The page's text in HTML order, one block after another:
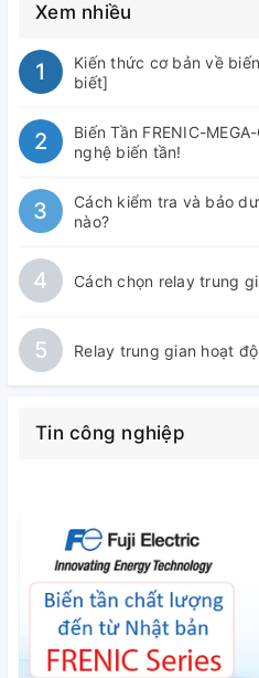
Xem nhiều
1
Kiến thức cơ bản về
biết]
2
Biến Tần FRENIC-
nghệ biến tần!
3
Cách kiểm tra và bảo
nào?
4 Cách chọn relay trung
5 Relay trung gian hoạt
Tin công nghiệp